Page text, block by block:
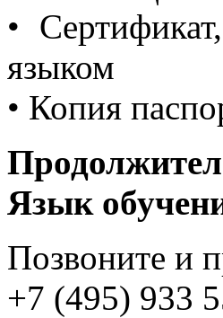
•
языком
• Копия
Язык
Позвоните и
+7 (495) 933